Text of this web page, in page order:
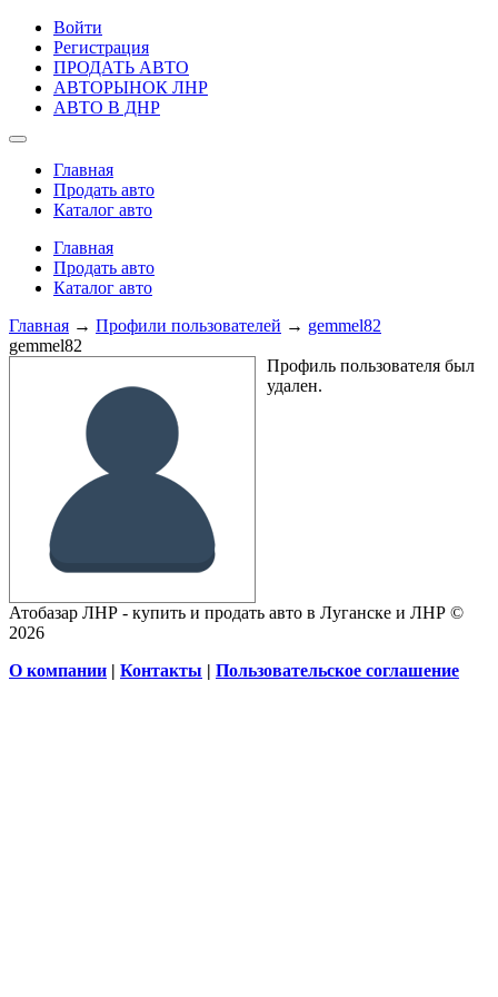
Войти
Регистрация
ПРОДАТЬ АВТО
АВТОРЫНОК ЛНР
АВТО В ДНР
Главная
Продать авто
Каталог авто
Главная
Продать авто
Каталог авто
Главная → Профили пользователей → gemmel82
gemmel82
Профиль пользователя был
удален.
Атобазар ЛНР - купить и продать авто в Луганске и ЛНР ©
2026
О компании | Контакты | Пользовательское соглашение